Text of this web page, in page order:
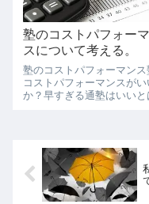
塾のコストパフォー
スについて考える。
塾のコストパフォーマンス
コストパフォーマンスがい
か？早すぎる通塾はいいと
ています。習い事といえば
イミング・そろばん・習字
会話・野球・サッ...